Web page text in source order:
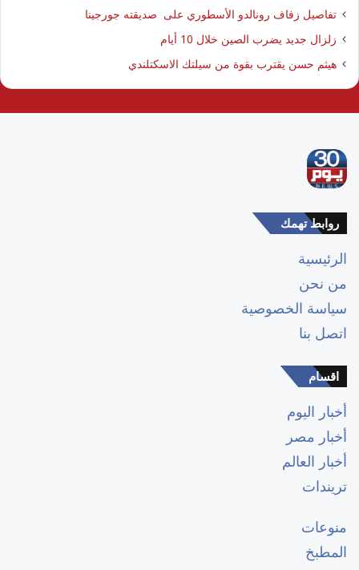
تفاصيل زفاف رونالدو الأسطوري على صديقته جورجينا
زلزال جديد يضرب الصين خلال 10 أيام
هيثم حسن يقترب بقوة من سيلتك الاسكتلندي
روابط تهمك
الرئيسية
من نحن
سياسة الخصوصية
اتصل بنا
اقسام
أخبار اليوم
أخبار مصر
أخبار العالم
تريندات
منوعات
المطبخ